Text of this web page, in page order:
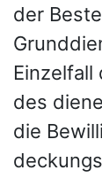
der
Einzelfall
des
die